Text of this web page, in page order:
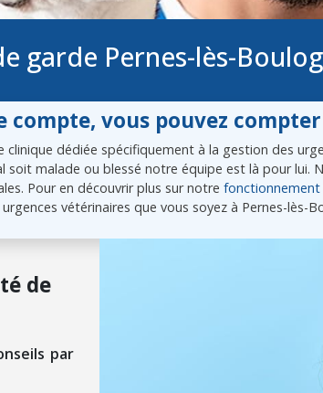
garde Pernes-lès-
compte, vous pouvez
dédiée spécifiquement à la gestion des
soit malade ou blessé notre équipe est là pour
Pour en découvrir plus sur notre fonctionnement
vétérinaires que vous soyez à Pernes-lès-
de
par